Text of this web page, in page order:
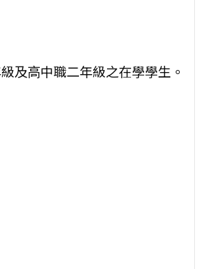
及高中職二年級之在學學生。